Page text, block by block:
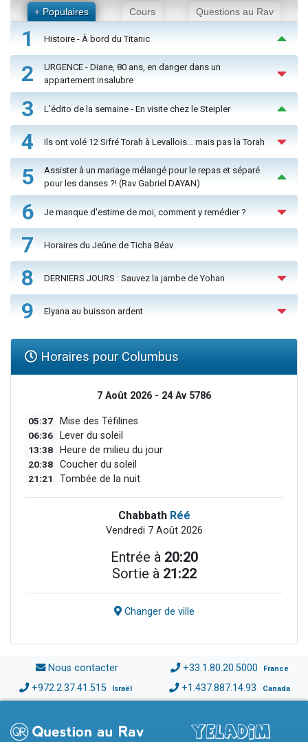
+ Populaires Cours Questions au Rav
1 Histoire - À bord du Titanic
2
URGENCE - Diane, 80 ans, en danger dans un
appartement insalubre
3 L'édito de la semaine - En visite chez le Steipler
4 Ils ont volé 12 Sifré Torah à Levallois… mais pas la Torah
5
Assister à un mariage mélangé pour le repas et séparé
pour les danses ?! (Rav Gabriel DAYAN)
6 Je manque d'estime de moi, comment y remédier ?
7 Horaires du Jeûne de Ticha Béav
8 DERNIERS JOURS : Sauvez la jambe de Yohan
9 Elyana au buisson ardent
Horaires pour Columbus
7 Août 2026 - 24 Av 5786
05:37 Mise des Téfilines
06:36 Lever du soleil
13:38 Heure de milieu du jour
20:38 Coucher du soleil
21:21 Tombée de la nuit
Chabbath Réé
Vendredi 7 Août 2026
Entrée à 20:20
Sortie à 21:22
Changer de ville
Nous contacter +33.1.80.20.5000 France
+972.2.37.41.515 Israël +1.437.887.14.93 Canada